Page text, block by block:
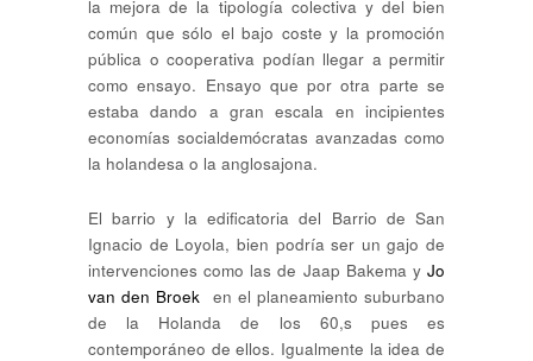
la mejora de la tipología colectiva y del bien
común que sólo el bajo coste y la promoción
pública o cooperativa podían llegar a permitir
como ensayo. Ensayo que por otra parte se
estaba dando a gran escala en incipientes
economías socialdemócratas avanzadas como
la holandesa o la anglosajona.
El barrio y la edificatoria del Barrio de San
Ignacio de Loyola, bien podría ser un gajo de
intervenciones como las de Jaap Bakema y Jo
van den Broek en el planeamiento suburbano
de la Holanda de los 60,s pues es
contemporáneo de ellos. Igualmente la idea de